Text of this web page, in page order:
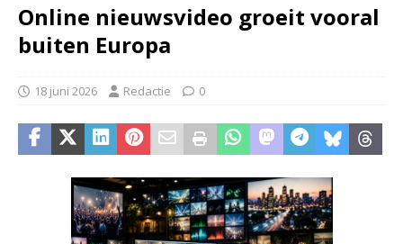
Online nieuwsvideo groeit vooral
buiten Europa
18 juni 2026 Redactie 0